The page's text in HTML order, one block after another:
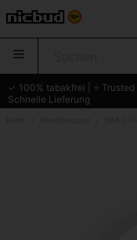
✓ 100% tabakfrei | ⭐
Schnelle Lieferung